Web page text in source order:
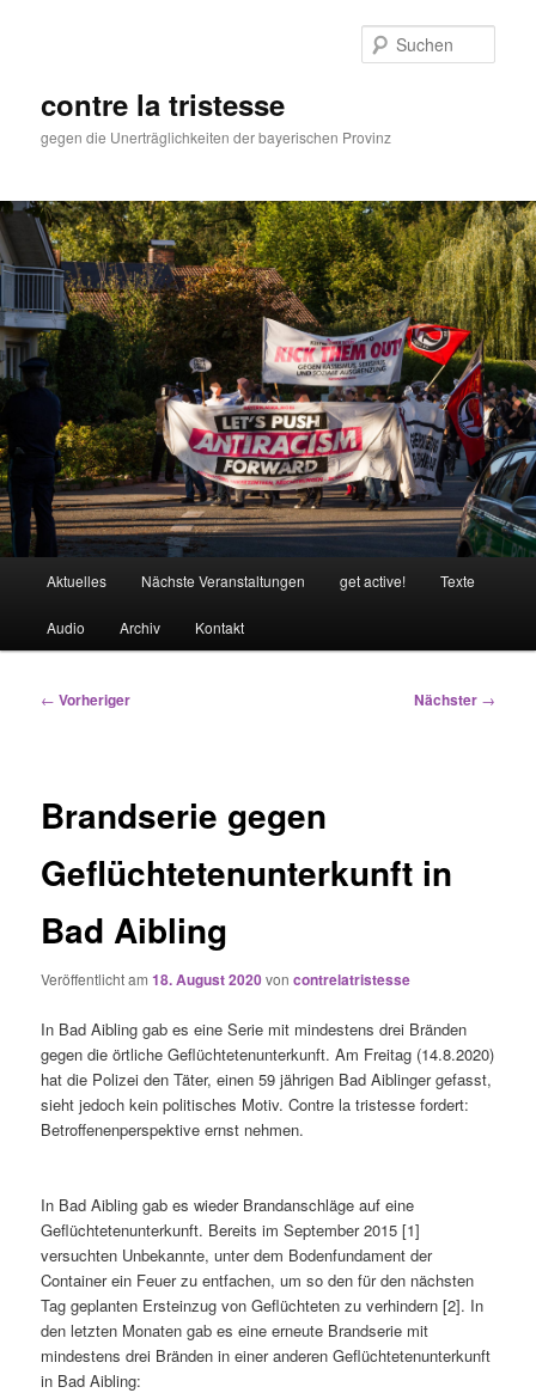
contre la tristesse
gegen die Unerträglichkeiten der bayerischen Provinz
Aktuelles Nächste Veranstaltungen get active! Texte
Audio Archiv Kontakt
Beitragsnavigation
← Vorheriger Nächster →
Brandserie gegen
Geflüchtetenunterkunft in
Bad Aibling
Veröffentlicht am18. August 2020voncontrelatristesse
In Bad Aibling gab es eine Serie mit mindestens drei Bränden
gegen die örtliche Geflüchtetenunterkunft. Am Freitag (14.8.2020)
hat die Polizei den Täter, einen 59 jährigen Bad Aiblinger gefasst,
sieht jedoch kein politisches Motiv. Contre la tristesse fordert:
Betroffenenperspektive ernst nehmen.
In Bad Aibling gab es wieder Brandanschläge auf eine
Geflüchtetenunterkunft. Bereits im September 2015 [1]
versuchten Unbekannte, unter dem Bodenfundament der
Container ein Feuer zu entfachen, um so den für den nächsten
Tag geplanten Ersteinzug von Geflüchteten zu verhindern [2]. In
den letzten Monaten gab es eine erneute Brandserie mit
mindestens drei Bränden in einer anderen Geflüchtetenunterkunft
in Bad Aibling: